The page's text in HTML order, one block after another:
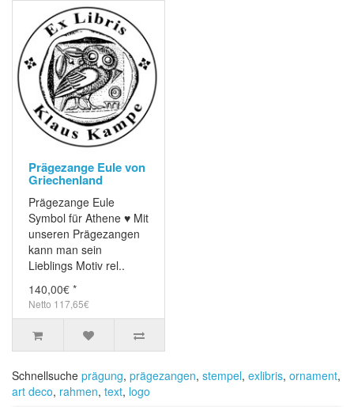
Prägezange Eule von
Griechenland
Prägezange Eule
Symbol für Athene ♥ Mit
unseren Prägezangen
kann man sein
Lieblings Motiv rel..
140,00€ *
Netto 117,65€
Schnellsuche prägung, prägezangen, stempel, exlibris, ornament,
art deco, rahmen, text, logo